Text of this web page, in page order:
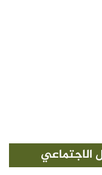
الاجتماعي